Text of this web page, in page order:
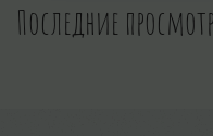
Последние